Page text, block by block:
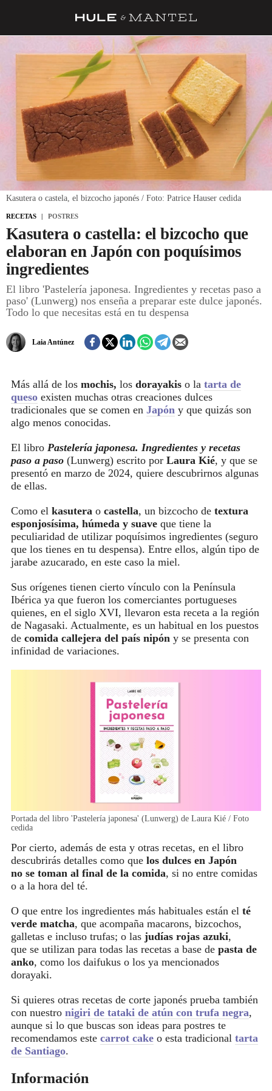
BARRAS Y ESTRELLAS
DÓNDE COMER
CUADERNO DE VIAJE
TRADICIÓN
MENÚ DEL DÍA
REGISTRO
RECETAS POSTRES
Kasutera o castella: el bizcocho que
elaboran en Japón con poquísimos
ingredientes
El libro 'Pastelería japonesa. Ingredientes y recetas paso a
paso' (Lunwerg) nos enseña a preparar este dulce japonés.
Todo lo que necesitas está en tu despensa
Laia Antúnez
Kasutera o castela, el bizcocho japonés / Foto: Patrice Hauser cedida
Más allá de los mochis, los dorayakis o la tarta de
queso existen muchas otras creaciones dulces
tradicionales que se comen en Japón y que quizás son
algo menos conocidas.
El libro Pastelería japonesa. Ingredientes y recetas
paso a paso (Lunwerg) escrito por Laura Kié, y que se
presentó en marzo de 2024, quiere descubrirnos algunas
de ellas.
Como el kasutera o castella, un bizcocho de textura
esponjosísima, húmeda y suave que tiene la
peculiaridad de utilizar poquísimos ingredientes (seguro
que los tienes en tu despensa). Entre ellos, algún tipo de
jarabe azucarado, en este caso la miel.
Sus orígenes tienen cierto vínculo con la Península
Ibérica ya que fueron los comerciantes portugueses
quienes, en el siglo XVI, llevaron esta receta a la región
de Nagasaki. Actualmente, es un habitual en los puestos
de comida callejera del país nipón y se presenta con
infinidad de variaciones.
Portada del libro 'Pastelería japonesa' (Lunwerg) de Laura Kié / Foto
cedida
Por cierto, además de esta y otras recetas, en el libro
descubrirás detalles como que los dulces en Japón
no se toman al final de la comida, si no entre comidas
o a la hora del té.
O que entre los ingredientes más habituales están el té
verde matcha, que acompaña macarons, bizcochos,
galletas e incluso trufas; o las judías rojas azuki,
que se utilizan para todas las recetas a base de pasta de
anko, como los daifukus o los ya mencionados
dorayaki.
Si quieres otras recetas de corte japonés prueba también
con nuestro nigiri de tataki de atún con trufa negra,
aunque si lo que buscas son ideas para postres te
recomendamos este carrot cake o esta tradicional tarta
de Santiago.
Información